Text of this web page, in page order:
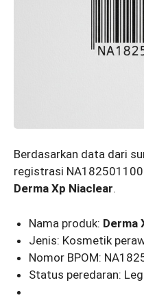
Berdasarkan data dari
registrasi
Derma Xp Niaclear.
Nama produk: Derma
Jenis: Kosmetik
Nomor BPOM:
Status peredaran: